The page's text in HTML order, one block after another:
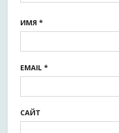
ИМЯ *
EMAIL *
САЙТ